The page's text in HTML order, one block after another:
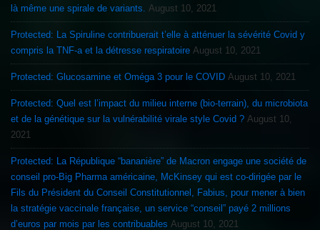
là même une spirale de variants.
August 10, 2021
Protected: La Spiruline contribuerait t’elle à atténuer la sévérité Covid y
compris la TNF-a et la détresse respiratoire August 10, 2021
Protected: Glucosamine et Oméga 3 pour le COVID August 10, 2021
Protected: Quel est l’impact du milieu interne (bio-terrain), du microbiota
et de la génétique sur la vulnérabilité virale style Covid ? August 10,
2021
Protected: La République “bananière” de Macron engage une société de
conseil pro-Big Pharma américaine, McKinsey qui est co-dirigée par le
Fils du Président du Conseil Constitutionnel, Fabius, pour mener à bien
la stratégie vaccinale française, un service “conseil” payé 2 millions
d’euros par mois par les contribuables August 10, 2021